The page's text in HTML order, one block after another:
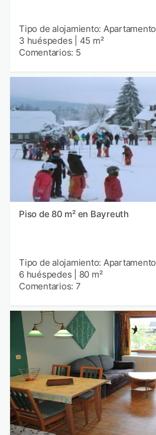
Tipo de alojamiento: Apartamento
3 huéspedes
45 m²
Comentarios: 5
Piso de 80 m² en Bayreuth
Tipo de alojamiento: Apartamento
6 huéspedes
80 m²
Comentarios: 7